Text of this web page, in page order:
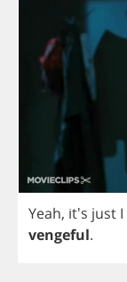
Yeah, it's just I
vengeful.